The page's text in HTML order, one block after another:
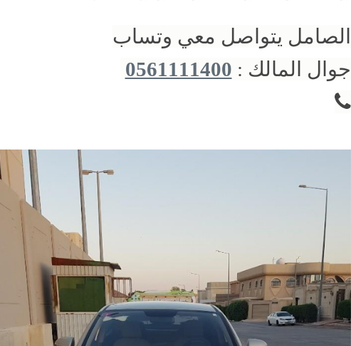
الصامل يتواصل معي وتساب
جوال المالك : 0561111400